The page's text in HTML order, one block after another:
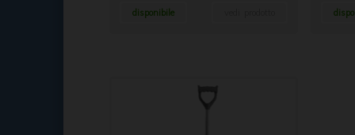
disponibile